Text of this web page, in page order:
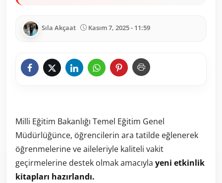
Sıla Akçaat Kasım 7, 2025 - 11:59
Milli Eğitim Bakanlığı Temel Eğitim Genel
Müdürlüğünce, öğrencilerin ara tatilde eğlenerek
öğrenmelerine ve aileleriyle kaliteli vakit
geçirmelerine destek olmak amacıyla yeni etkinlik
kitapları hazırlandı.